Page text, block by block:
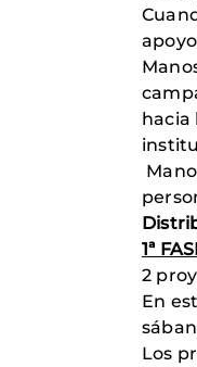
hacia
1ª
2
En
Los